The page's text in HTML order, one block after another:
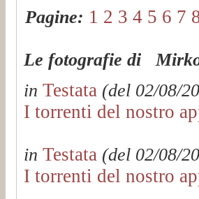
Pagine: 1 2 3 4 5 6 7
Le fotografie di
in Testata (del 02/08/
I torrenti del nostro
in Testata (del 02/08/
I torrenti del nostro